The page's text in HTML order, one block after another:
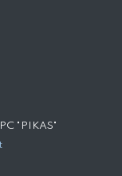
"PIKAS"